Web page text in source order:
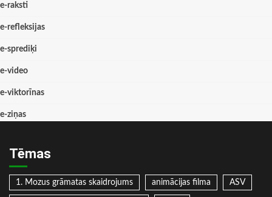
e-raksti
e-refleksijas
e-sprediķi
e-video
e-viktorīnas
e-ziņas
Tēmas
1. Mozus grāmatas skaidrojums animācijas filma ASV